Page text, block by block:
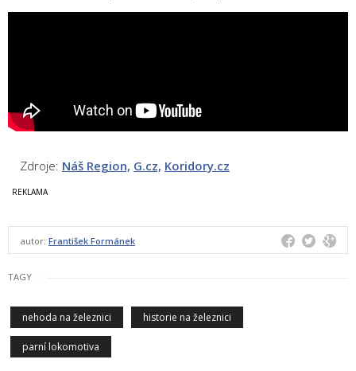
Zdroje: Náš Region, G.cz, Koridory.cz
autor: František Formánek
TAGY
nehoda na železnici historie na železnici
parní lokomotiva